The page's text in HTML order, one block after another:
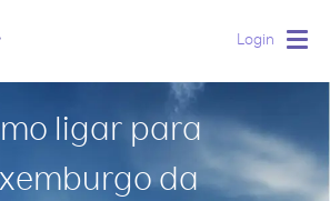
Login
ligar para
da